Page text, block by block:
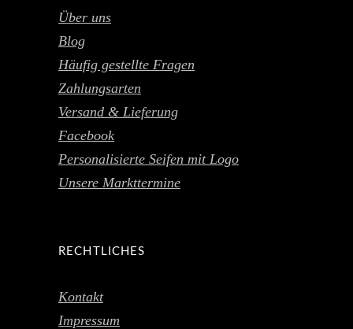
Über uns
Blog
Häufig gestellte Fragen
Zahlungsarten
Versand & Lieferung
Facebook
Personalisierte Seifen mit Logo
Unsere Markttermine
RECHTLICHES
Kontakt
Impressum